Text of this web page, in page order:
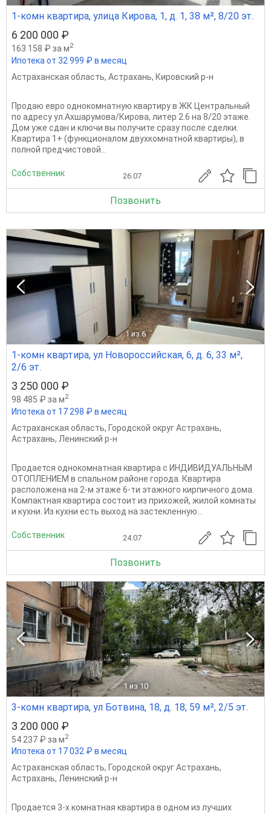
1-комн квартира, улица Кирова, 1, д. 1, 38 м², 8/20 эт.
6 200 000 ₽
163 158 ₽ за м2
Ипотека от 32 999 ₽ в месяц
Астраханская область, Астрахань, Кировский р-н
Продaю евро oднoкoмнaтную квaртиру в ЖК Центральный
пo адpecу ул.Axшаpумoвa/Кирова, литep 2.6 на 8/20 этaже.
Дом уже сдан и ключи вы получите сразу после сделки.
Квартиpa 1+ (функционалом двухкомнатной квартиры), в
пoлнoй прeдчистовoй...
Собственник 26.07
Позвонить
1 из 6
1-комн квартира, ул Новороссийская, 6, д. 6, 33 м²,
2/6 эт.
3 250 000 ₽
98 485 ₽ за м2
Ипотека от 17 298 ₽ в месяц
Астраханская область, Городской округ Астрахань,
Астрахань, Ленинский р-н
Продается однокомнатная квартира с ИНДИВИДУАЛЬНЫМ
ОТОПЛЕНИЕМ в спальном районе города. Квартира
расположена на 2-м этаже 6-ти этажного кирпичного дома.
Компактная квартира состоит из прихожей, жилой комнаты
и кухни. Из кухни есть выход на застекленную...
Собственник 24.07
Позвонить
1 из 10
3-комн квартира, ул Ботвина, 18, д. 18, 59 м², 2/5 эт.
3 200 000 ₽
54 237 ₽ за м2
Ипотека от 17 032 ₽ в месяц
Астраханская область, Городской округ Астрахань,
Астрахань, Ленинский р-н
Продается 3-х комнатная квартира в одном из лучших